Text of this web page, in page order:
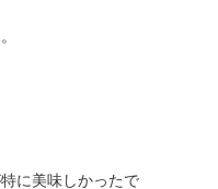
に美味しかったで